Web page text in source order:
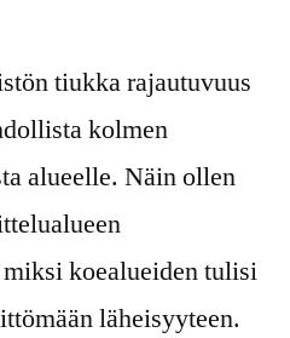
tiukka rajautuvuus
kolmen
alueelle. Näin ollen
koealueiden tulisi
läheisyyteen.